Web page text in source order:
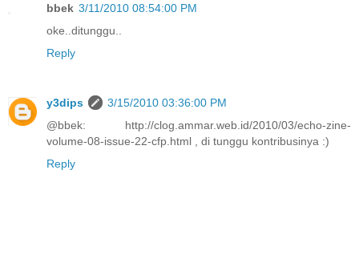
bbek 3/11/2010 08:54:00 PM
oke..ditunggu..
Reply
y3dips
3/15/2010 03:36:00 PM
@bbek: http://clog.ammar.web.id/2010/03/echo-zine-
volume-08-issue-22-cfp.html , di tunggu kontribusinya :)
Reply